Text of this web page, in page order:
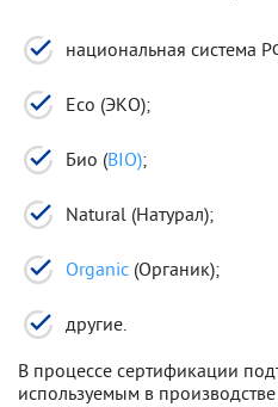
национальная система
Eco (ЭКО);
Био (BIO);
Natural (Натурал);
Organic (Органик);
другие.
В процессе сертификации
используемым в